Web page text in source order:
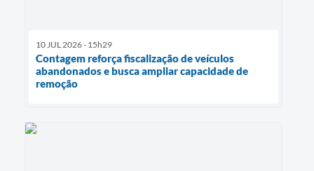
10 JUL 2026 - 15h29
Contagem reforça fiscalização de veículos
abandonados e busca ampliar capacidade de
remoção